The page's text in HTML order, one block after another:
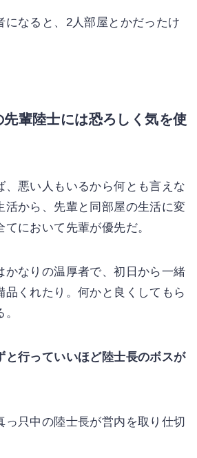
になると、2人部屋とかだったけ
輩陸士には恐ろしく気を使
、悪い人もいるから何とも言えな
活から、先輩と同部屋の生活に変
において先輩が優先だ。
かなりの温厚者で、初日から一緒
品くれたり。何かと良くしてもら
と行っていいほど陸士長のボスが
っ只中の陸士長が営内を取り仕切